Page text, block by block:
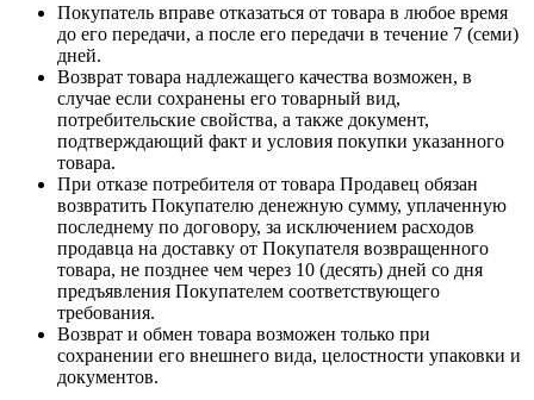
Покупатель вправе отказаться от товара в любое время
до его передачи, а после его передачи в течение 7 (семи)
дней.
Возврат товара надлежащего качества возможен, в
случае если сохранены его товарный вид,
потребительские свойства, а также документ,
подтверждающий факт и условия покупки указанного
товара.
При отказе потребителя от товара Продавец обязан
возвратить Покупателю денежную сумму, уплаченную
последнему по договору, за исключением расходов
продавца на доставку от Покупателя возвращенного
товара, не позднее чем через 10 (десять) дней со дня
предъявления Покупателем соответствующего
требования.
Возврат и обмен товара возможен только при
сохранении его внешнего вида, целостности упаковки и
документов.